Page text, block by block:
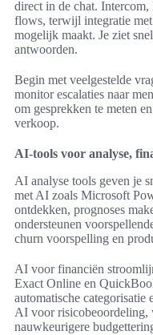
direct in de chat.
flows, terwijl integratie
mogelijk maakt. Je ziet
antwoorden.
Begin met veelgestelde
monitor escalaties naar
om gesprekken te meten
verkoop.
AI-tools voor analyse,
AI analyse tools geven je
met AI zoals Microsoft
ontdekken, prognoses
ondersteunen
churn voorspelling en
AI voor financiën
Exact Online en
automatische categorisatie
AI voor risicobeoordeling,
nauwkeurigere